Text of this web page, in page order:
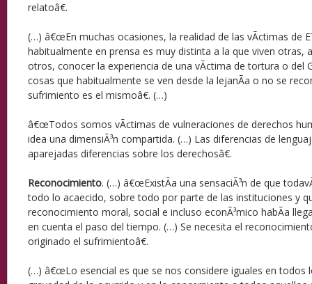
relatoâ€.
(…) â€œEn muchas ocasiones, la realidad de las vÃ­ctimas de
habitualmente en prensa es muy distinta a la que viven otras,
otros, conocer la experiencia de una vÃ­ctima de tortura o del
cosas que habitualmente se ven desde la lejanÃ­a o no se
sufrimiento es el mismoâ€. (…)
â€œTodos somos vÃ­ctimas de vulneraciones de derechos
idea una dimensiÃ³n compartida. (…) Las diferencias de
aparejadas diferencias sobre los derechosâ€.
Reconocimiento. (…) â€œExistÃ­a una sensaciÃ³n de que
todo lo acaecido, sobre todo por parte de las instituciones y
reconocimiento moral, social e incluso econÃ³mico habÃ­a
en cuenta el paso del tiempo. (…) Se necesita el
originado el sufrimientoâ€.
(…) â€œLo esencial es que se nos considere iguales en todos